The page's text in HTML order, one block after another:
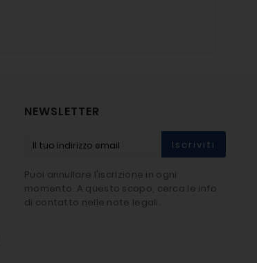
NEWSLETTER
Iscriviti
Puoi annullare l'iscrizione in ogni
momento. A questo scopo, cerca le info
di contatto nelle note legali.